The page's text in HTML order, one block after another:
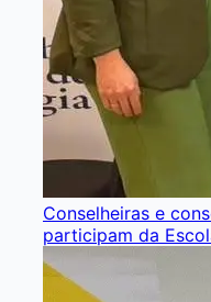
Conselheiras e
participam da